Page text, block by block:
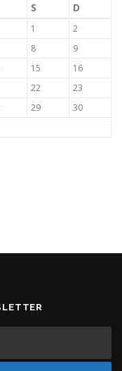
S D
1
2
8
9
15
16
22
23
29
30